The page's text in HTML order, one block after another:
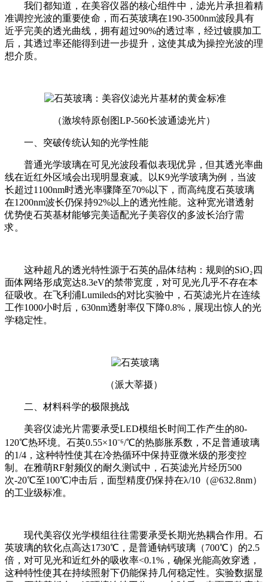
我们都知道， 在美容仪器的核心组件中，滤光片承担着精
准调控光波的重要使命 ， 而石英玻璃在190-3500nm波段具有
近乎完美的透光曲线， 拥有超过90%的透过率，经过镀膜加工
后，其透过率还能得到进一步提升， 这使其成为操控光波的理
想介质。
（激埃特原创图LP-560长波通滤光片）
一、突破传统认知的光学性能
普通光学玻璃在可见光波段看似表现优异，但其透光率曲
线在近红外区域会出现明显衰减。以K9光学玻璃为例，当波
长超过1100nm时透光率骤降至70%以下，而高纯度石英玻璃
在1200nm波长仍保持92%以上的透光性能。这种宽光谱透射
优势使石英基材能够完美适配光子美容仪的多波长治疗需
求。
这种超凡的透光特性源于石英的晶体结构：规则的SiO₂四
面体网络形成宽达8.3eV的禁带宽度，对可见光几乎不存在本
征吸收。在飞利浦Lumileds的对比实验中，石英滤光片在连续
工作1000小时后，630nm透射率仅下降0.8%，展现出惊人的光
学稳定性。
（派大莘摄）
二、材料科学的极限挑战
美容仪滤光片需要承受LED模组长时间工作产生的80-
120℃热环境。石英0.55×10⁻⁶/℃的热膨胀系数，不足普通玻璃
的1/4，这种特性使其在冷热循环中保持亚微米级的形变控
制。在雅萌RF射频仪的耐久测试中，石英滤光片经历500
次-20℃至100℃冲击后，面型精度仍保持在λ/10（@632.8nm）
的工业级标准。
现代美容仪光学模组往往需要承受长期光热耦合作用。石
英玻璃的软化点高达1730℃，是普通钠钙玻璃（700℃）的2.5
倍，对可见光和近红外的吸收率<0.1%，确保光能高效穿透，
这种特性使其在持续照射下仍能保持几何稳定性。实验数据显